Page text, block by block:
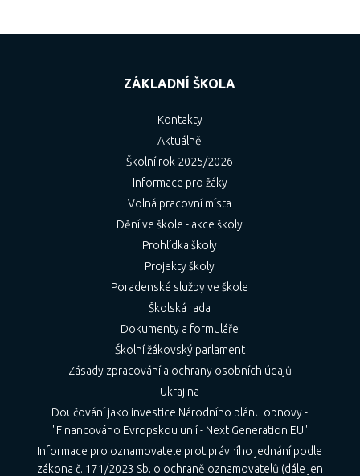
ZÁKLADNÍ ŠKOLA
Kontakty
Aktuálně
Školní rok 2025/2026
Informace pro žáky
Volná pracovní místa
Dění ve škole - akce školy
Prohlídka školy
Projekty školy
Poradenské služby ve škole
Školská rada
Dokumenty a formuláře
Školní žákovský parlament
Zásady zpracování a ochrany osobních údajů
Ukrajina
Doučování jako investice Národního plánu obnovy -
"Financováno Evropskou unií - Next Generation EU"
Informace pro oznamovatele protiprávního jednání podle
zákona č. 171/2023 Sb. o ochraně oznamovatelů (dále jen